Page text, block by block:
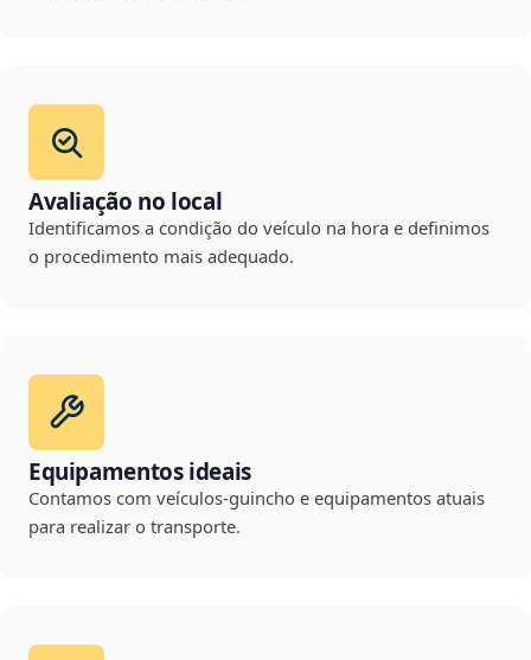
Avaliação no local
Identificamos a condição do veículo na hora e definimos
o procedimento mais adequado.
Equipamentos ideais
Contamos com veículos-guincho e equipamentos atuais
para realizar o transporte.